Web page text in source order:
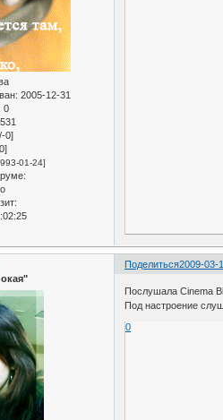
: 2005-12-31
0
0]
01-24]
Поделиться2009-03-
Послушала Cinema
Под настроение
0